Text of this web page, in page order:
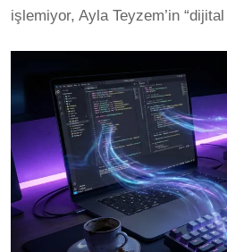
işlemiyor, Ayla Teyzem’in